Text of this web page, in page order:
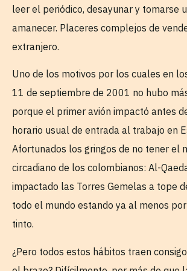
leer el periódico, desayunar y tomarse
amanecer. Placeres complejos de
extranjero.
Uno de los motivos por los cuales en
11 de septiembre de 2001 no hubo
porque el primer avión impactó antes
horario usual de entrada al trabajo en
Afortunados los gringos de no tener el
circadiano de los colombianos: Al-
impactado las Torres Gemelas a tope
todo el mundo estando ya al menos
tinto.
¿Pero todos estos hábitos traen